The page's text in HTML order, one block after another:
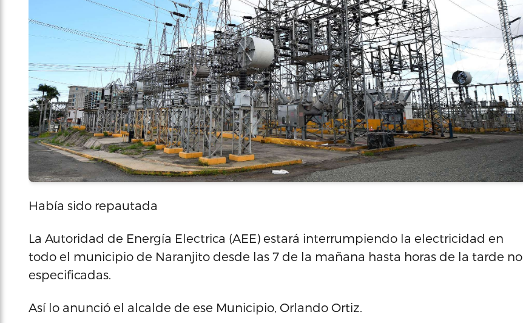
Había sido repautada
La Autoridad de Energía Electrica (AEE) estará interrumpiendo la electricidad en
todo el municipio de Naranjito desde las 7 de la mañana hasta horas de la tarde no
especificadas.
Así lo anunció el alcalde de ese Municipio, Orlando Ortiz.